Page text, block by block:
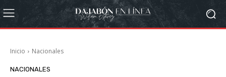
Inicio Nacionales
NACIONALES